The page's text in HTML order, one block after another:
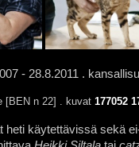
- 28.8.2011 .
[BEN n 22] . kuvat 177052
käytettävissä sekä